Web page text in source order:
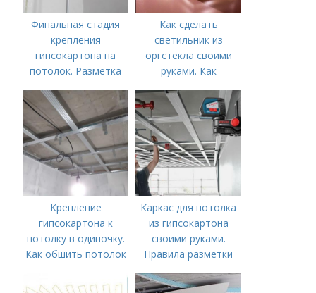
Финальная стадия
крепления
гипсокартона на
потолок. Разметка
Как сделать
светильник из
оргстекла своими
руками. Как
«сэндвич» светильник
из оргстекла и
дерева
Крепление
гипсокартона к
потолку в одиночку.
Как обшить потолок
одиночку: делаем
Каркас для потолка
из гипсокартона
своими руками.
Правила разметки
подвесного потолка